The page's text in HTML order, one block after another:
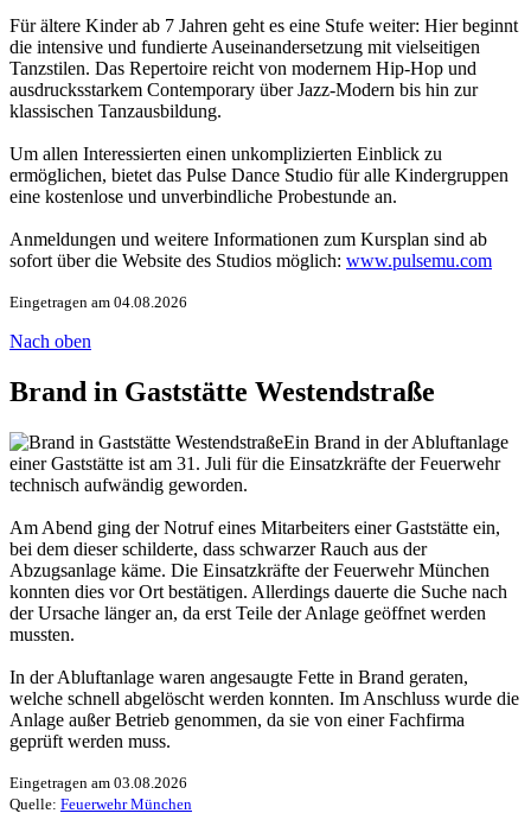
Für ältere Kinder ab 7 Jahren geht es eine Stufe weiter: Hier beginnt
die intensive und fundierte Auseinandersetzung mit vielseitigen
Tanzstilen. Das Repertoire reicht von modernem Hip-Hop und
ausdrucksstarkem Contemporary über Jazz-Modern bis hin zur
klassischen Tanzausbildung.
Um allen Interessierten einen unkomplizierten Einblick zu
ermöglichen, bietet das Pulse Dance Studio für alle Kindergruppen
eine kostenlose und unverbindliche Probestunde an.
Anmeldungen und weitere Informationen zum Kursplan sind ab
sofort über die Website des Studios möglich: www.pulsemu.com
Eingetragen am 04.08.2026
Nach oben
Brand in Gaststätte Westendstraße
Ein Brand in der Abluftanlage
einer Gaststätte ist am 31. Juli für die Einsatzkräfte der Feuerwehr
technisch aufwändig geworden.
Am Abend ging der Notruf eines Mitarbeiters einer Gaststätte ein,
bei dem dieser schilderte, dass schwarzer Rauch aus der
Abzugsanlage käme. Die Einsatzkräfte der Feuerwehr München
konnten dies vor Ort bestätigen. Allerdings dauerte die Suche nach
der Ursache länger an, da erst Teile der Anlage geöffnet werden
mussten.
In der Abluftanlage waren angesaugte Fette in Brand geraten,
welche schnell abgelöscht werden konnten. Im Anschluss wurde die
Anlage außer Betrieb genommen, da sie von einer Fachfirma
geprüft werden muss.
Eingetragen am 03.08.2026
Quelle: Feuerwehr München